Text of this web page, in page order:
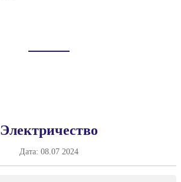
Электричество
Дата: 08.07 2024